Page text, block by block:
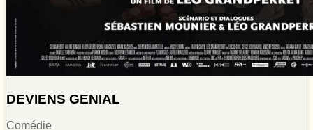
DEVIENS GENIAL
Comédie